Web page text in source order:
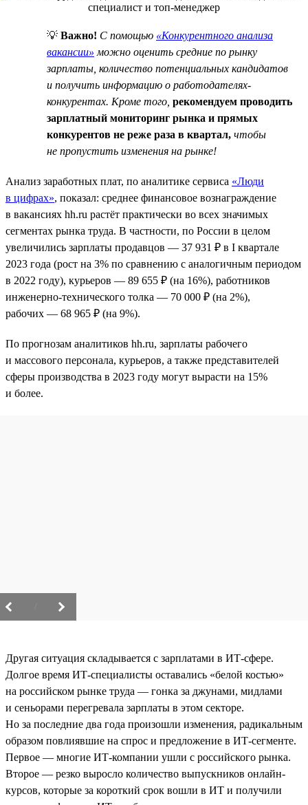
💡 Важно! C помощью «Конкурентного анализа
вакансии» можно оценить средние по рынку
зарплаты, количество потенциальных кандидатов
и получить информацию о работодателях-
конкурентах. Кроме того, рекомендуем проводить
зарплатный мониторинг рынка и прямых
конкурентов не реже раза в квартал, чтобы
не пропустить изменения на рынке!
Анализ заработных плат, по аналитике сервиса «Люди
в цифрах», показал: среднее финансовое вознаграждение
в вакансиях hh.ru растёт практически во всех значимых
сегментах рынка труда. В частности, по России в целом
увеличились зарплаты продавцов — 37 931 ₽ в I квартале
2023 года (рост на 3% по сравнению с аналогичным периодом
в 2022 году), курьеров — 89 655 ₽ (на 16%), работников
инженерно-технического толка — 70 000 ₽ (на 2%),
рабочих — 68 965 ₽ (на 9%).
По прогнозам аналитиков hh.ru, зарплаты рабочего
и массового персонала, курьеров, а также представителей
сферы производства в 2023 году могут вырасти на 15%
и более.
Другая ситуация складывается с зарплатами в ИТ-сфере.
Долгое время ИТ-специалисты оставались «белой костью»
на российском рынке труда — гонка за джунами, мидлами
и сеньорами перегревала зарплаты в этом секторе.
Но за последние два года произошли изменения, радикальным
образом повлиявшие на спрос и предложение в ИТ-сегменте.
Первое — многие ИТ-компании ушли с российского рынка.
Второе — резко выросло количество выпускников онлайн-
курсов, которые за короткий срок вошли в ИТ и получили